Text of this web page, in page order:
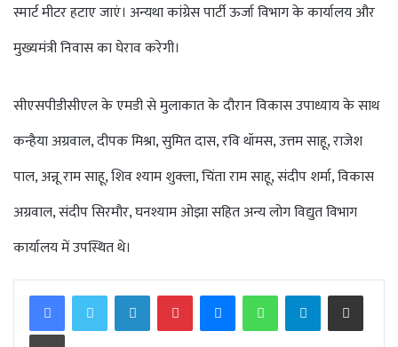
स्मार्ट मीटर हटाए जाएं। अन्यथा कांग्रेस पार्टी ऊर्जा विभाग के कार्यालय और
मुख्यमंत्री निवास का घेराव करेगी।
सीएसपीडीसीएल के एमडी से मुलाकात के दौरान विकास उपाध्याय के साथ
कन्हैया अग्रवाल, दीपक मिश्रा, सुमित दास, रवि थॉमस, उत्तम साहू, राजेश
पाल, अन्नू राम साहू, शिव श्याम शुक्ला, चिंता राम साहू, संदीप शर्मा, विकास
अग्रवाल, संदीप सिरमौर, घनश्याम ओझा सहित अन्य लोग विद्युत विभाग
कार्यालय में उपस्थित थे।
FacebookTwitterLinkedInPinterestMessengerWhatsAppTelegramShare via Email
Print